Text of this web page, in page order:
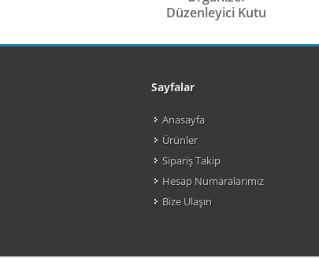
Düzenleyici Kutu
Sayfalar
Anasayfa
Ürünler
Sipariş Takip
Hesap Numaralarımız
Bize Ulaşın